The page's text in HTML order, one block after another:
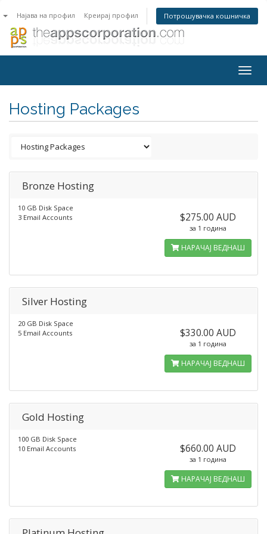
Најава на профил Креирај профил Потрошувачка кошничка
Hosting Packages
Bronze Hosting
10 GB Disk Space
3 Email Accounts
$275.00 AUD
за 1 година
НАРАЧАЈ ВЕДНАШ
Silver Hosting
20 GB Disk Space
5 Email Accounts
$330.00 AUD
за 1 година
НАРАЧАЈ ВЕДНАШ
Gold Hosting
100 GB Disk Space
10 Email Accounts
$660.00 AUD
за 1 година
НАРАЧАЈ ВЕДНАШ